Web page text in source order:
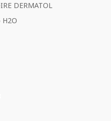
DERMATOL
H2O